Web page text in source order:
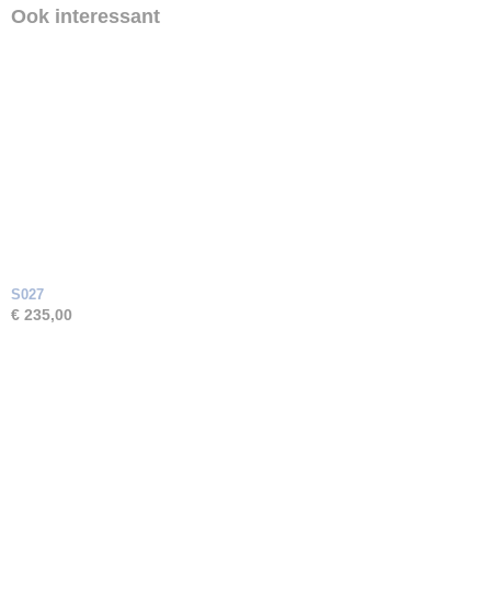
Ook interessant
S027
€ 235,00